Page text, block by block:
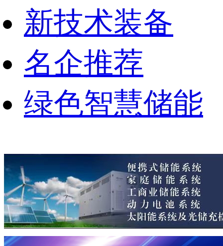
新技术装备
名企推荐
绿色智慧储能